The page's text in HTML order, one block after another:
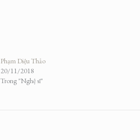
Phạm Diệu Thảo
20/11/2018
Trong "Nghệ sĩ"